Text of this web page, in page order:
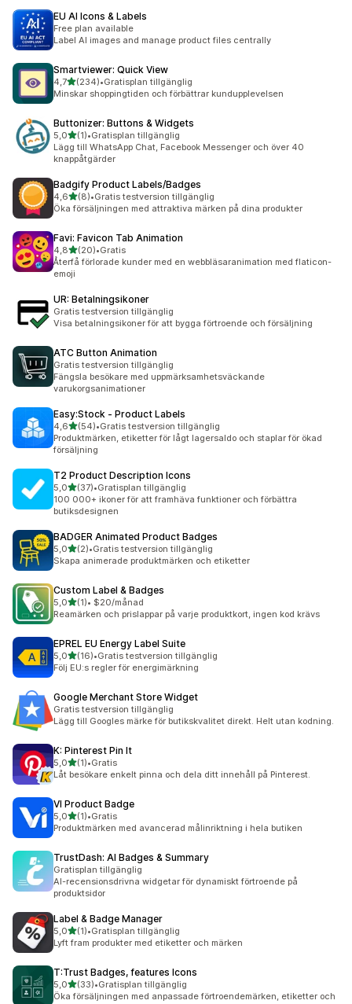
EU AI Icons & Labels
Free plan available
Label AI images and manage product files centrally
Smartviewer: Quick View
4,7av 5 stjärnor
(234)
234 recensioner totalt
•Gratisplan tillgänglig
Minskar shoppingtiden och förbättrar kundupplevelsen
Buttonizer: Buttons & Widgets
5,0av 5 stjärnor
(1)
1 recensioner totalt
•Gratisplan tillgänglig
Lägg till WhatsApp Chat, Facebook Messenger och över 40
knappåtgärder
Badgify Product Labels/Badges
4,6av 5 stjärnor
(8)
8 recensioner totalt
•Gratis testversion tillgänglig
Öka försäljningen med attraktiva märken på dina produkter
Favi: Favicon Tab Animation
4,8av 5 stjärnor
(20)
20 recensioner totalt
•Gratis
Återfå förlorade kunder med en webbläsaranimation med flaticon-
emoji
UR: Betalningsikoner
Gratis testversion tillgänglig
Visa betalningsikoner för att bygga förtroende och försäljning
ATC Button Animation
Gratis testversion tillgänglig
Fängsla besökare med uppmärksamhetsväckande
varukorgsanimationer
Easy:Stock ‑ Product Labels
4,6av 5 stjärnor
(54)
54 recensioner totalt
•Gratis testversion tillgänglig
Produktmärken, etiketter för lågt lagersaldo och staplar för ökad
försäljning
T2 Product Description Icons
5,0av 5 stjärnor
(37)
37 recensioner totalt
•Gratisplan tillgänglig
100 000+ ikoner för att framhäva funktioner och förbättra
butiksdesignen
BADGER Animated Product Badges
5,0av 5 stjärnor
(2)
2 recensioner totalt
•Gratis testversion tillgänglig
Skapa animerade produktmärken och etiketter
Custom Label & Badges
5,0av 5 stjärnor
(1)
1 recensioner totalt
• $20/månad
Reamärken och prislappar på varje produktkort, ingen kod krävs
EPREL EU Energy Label Suite
5,0av 5 stjärnor
(16)
16 recensioner totalt
•Gratis testversion tillgänglig
Följ EU:s regler för energimärkning
Google Merchant Store Widget
Gratis testversion tillgänglig
Lägg till Googles märke för butikskvalitet direkt. Helt utan kodning.
K: Pinterest Pin It
5,0av 5 stjärnor
(1)
1 recensioner totalt
•Gratis
Låt besökare enkelt pinna och dela ditt innehåll på Pinterest.
VI Product Badge
5,0av 5 stjärnor
(1)
1 recensioner totalt
•Gratis
Produktmärken med avancerad målinriktning i hela butiken
TrustDash: AI Badges & Summary
Gratisplan tillgänglig
AI-recensionsdrivna widgetar för dynamiskt förtroende på
produktsidor
Label & Badge Manager
5,0av 5 stjärnor
(1)
1 recensioner totalt
•Gratisplan tillgänglig
Lyft fram produkter med etiketter och märken
T:Trust Badges, features Icons
5,0av 5 stjärnor
(33)
33 recensioner totalt
•Gratisplan tillgänglig
Öka försäljningen med anpassade förtroendemärken, etiketter och